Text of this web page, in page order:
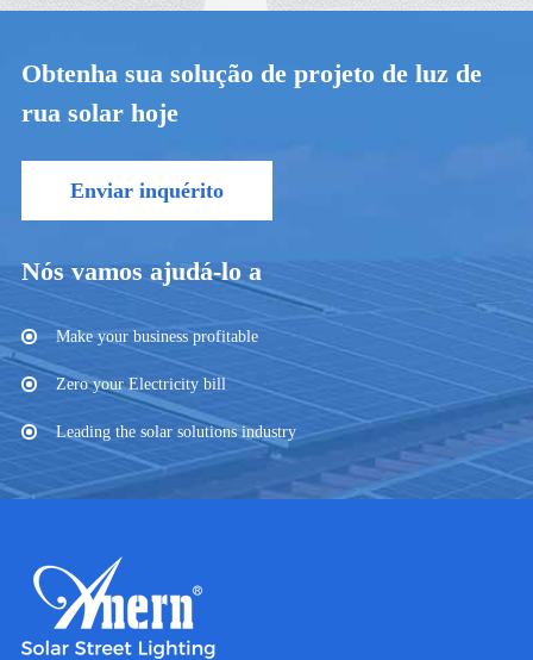
Obtenha sua solução de projeto de luz de
rua solar hoje
Enviar inquérito
Nós vamos ajudá-lo a
Make your business profitable
Zero your Electricity bill
Leading the solar solutions industry